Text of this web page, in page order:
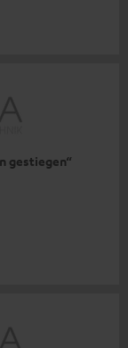
gestiegen“